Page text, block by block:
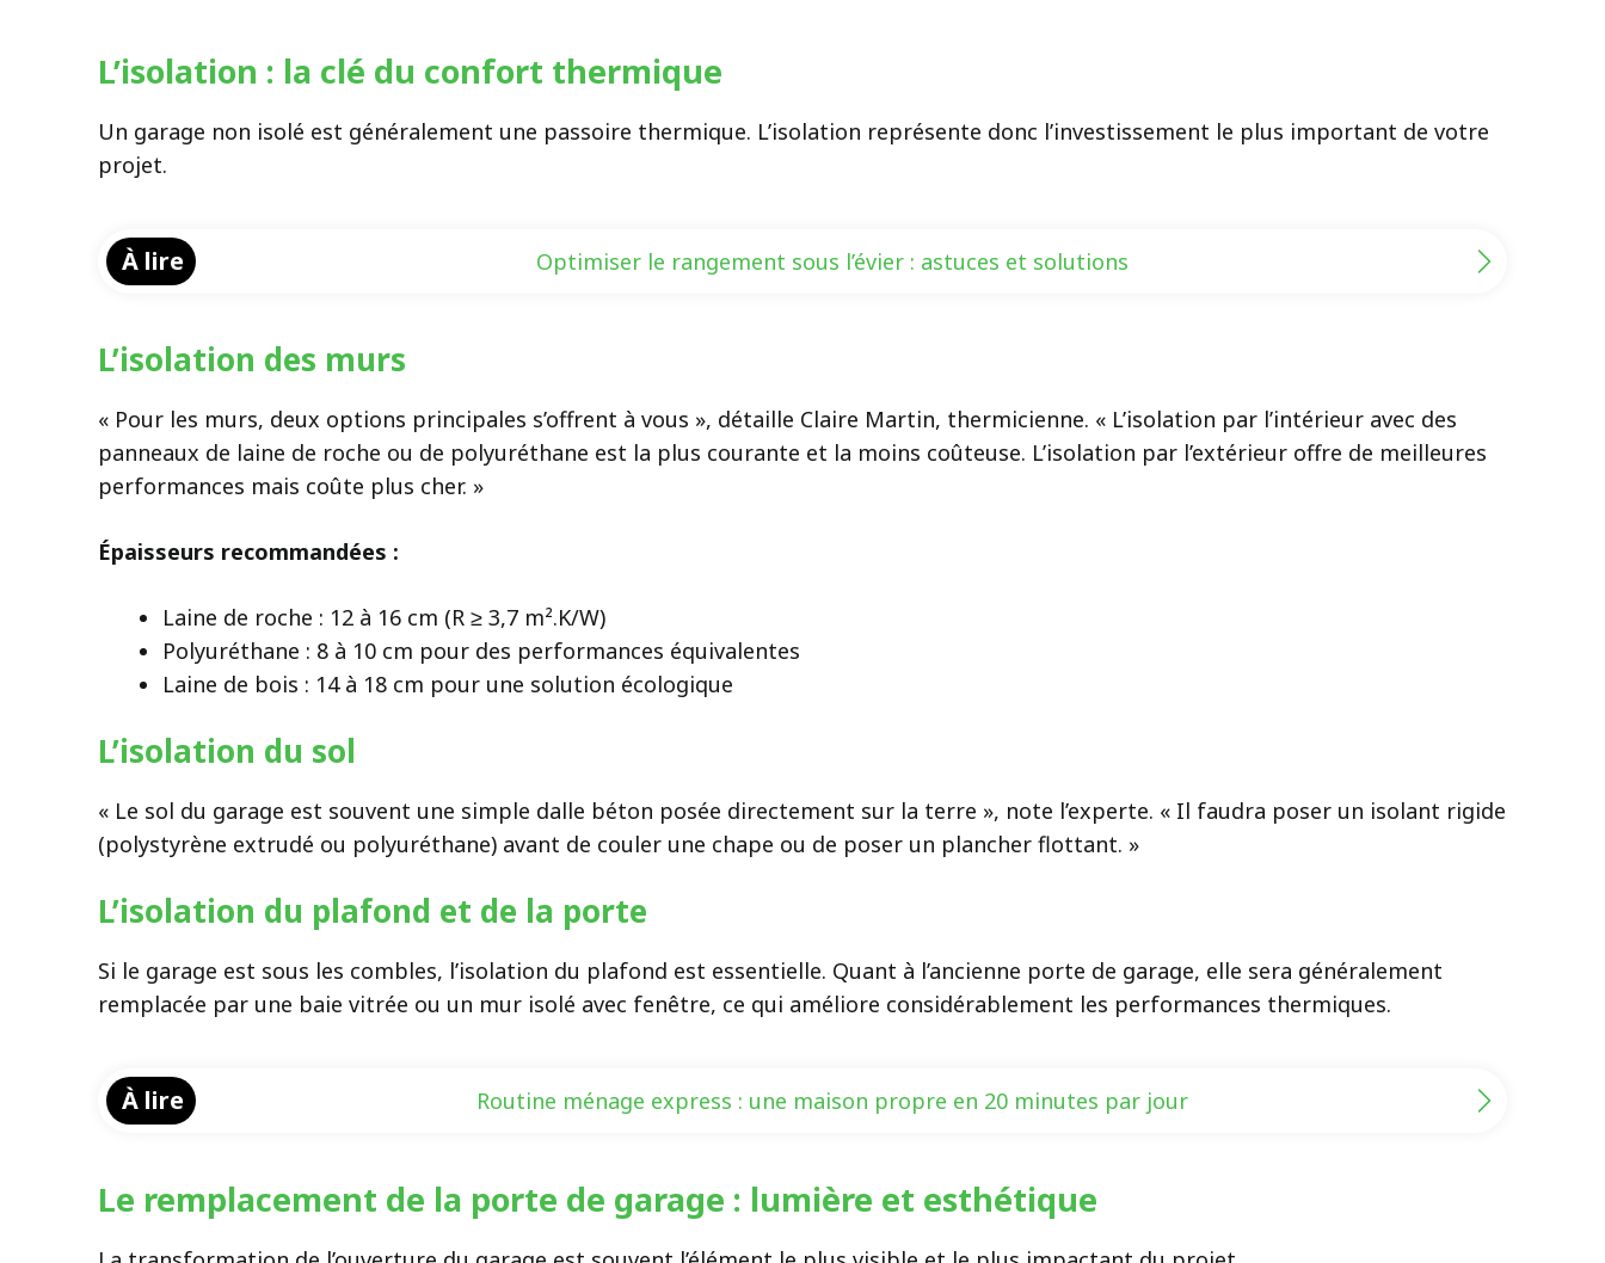
L’isolation : la clé du confort thermique
Un garage non isolé est généralement une passoire thermique. L’isolation représente donc l’investissement le plus important de votre
projet.
À lire Optimiser le rangement sous l’évier : astuces et solutions
L’isolation des murs
« Pour les murs, deux options principales s’offrent à vous », détaille Claire Martin, thermicienne. « L’isolation par l’intérieur avec des
panneaux de laine de roche ou de polyuréthane est la plus courante et la moins coûteuse. L’isolation par l’extérieur offre de meilleures
performances mais coûte plus cher. »
Épaisseurs recommandées :
Laine de roche : 12 à 16 cm (R ≥ 3,7 m².K/W)
Polyuréthane : 8 à 10 cm pour des performances équivalentes
Laine de bois : 14 à 18 cm pour une solution écologique
L’isolation du sol
« Le sol du garage est souvent une simple dalle béton posée directement sur la terre », note l’experte. « Il faudra poser un isolant rigide
(polystyrène extrudé ou polyuréthane) avant de couler une chape ou de poser un plancher flottant. »
L’isolation du plafond et de la porte
Si le garage est sous les combles, l’isolation du plafond est essentielle. Quant à l’ancienne porte de garage, elle sera généralement
remplacée par une baie vitrée ou un mur isolé avec fenêtre, ce qui améliore considérablement les performances thermiques.
À lire Routine ménage express : une maison propre en 20 minutes par jour
Le remplacement de la porte de garage : lumière et esthétique